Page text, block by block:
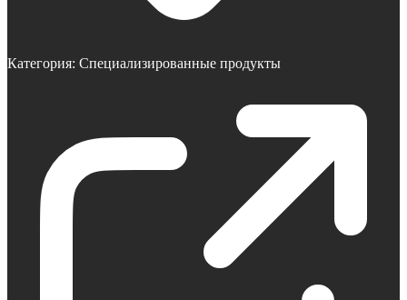
Категория: Специализированные продукты